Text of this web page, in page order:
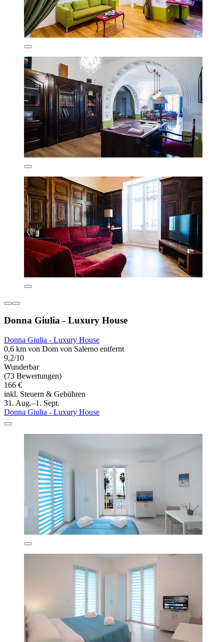
Donna Giulia - Luxury House
Donna Giulia - Luxury House
0,6 km von Dom von Salerno entfernt
9,2/10
Wunderbar
(73 Bewertungen)
166 €
inkl. Steuern & Gebühren
31. Aug.–1. Sept.
Donna Giulia - Luxury House